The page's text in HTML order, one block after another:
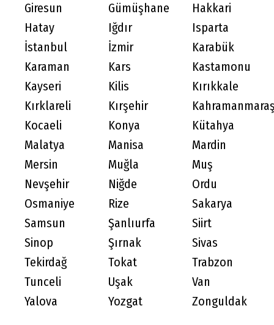
Giresun
Gümüşhane
Hakkari
Hatay
Iğdır
Isparta
İstanbul
İzmir
Karabük
Karaman
Kars
Kastamonu
Kayseri
Kilis
Kırıkkale
Kırklareli
Kırşehir
Kocaeli
Konya
Kütahya
Malatya
Manisa
Mardin
Mersin
Muğla
Muş
Nevşehir
Niğde
Ordu
Osmaniye
Rize
Sakarya
Samsun
Şanlıurfa
Siirt
Sinop
Şırnak
Sivas
Tekirdağ
Tokat
Trabzon
Tunceli
Uşak
Van
Yalova
Yozgat Zonguldak